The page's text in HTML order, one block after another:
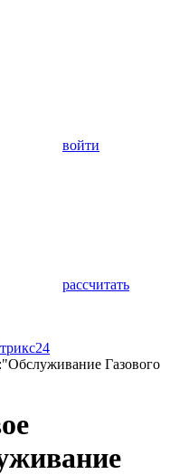
войти
рассчитать
Газового